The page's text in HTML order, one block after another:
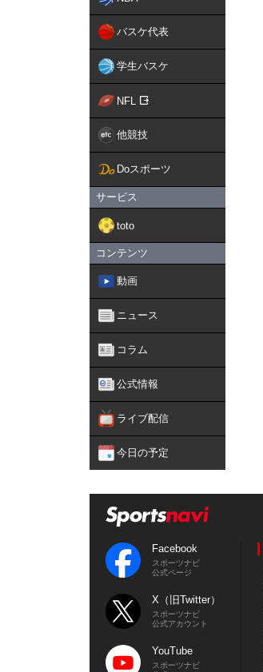
バスケ代表
学生バスケ
NFL
他競技
Doスポーツ
サービス
toto
コンテンツ
動画
ニュース
コラム
公式情報
ライブ配信
今日の予定
Facebook
スポーツナビ
公式ページ
X（旧Twitter）
スポーツナビ
公式アカウント
YouTube
スポーツナビ